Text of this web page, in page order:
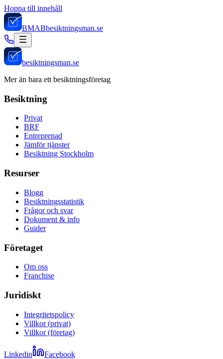
Hoppa till innehåll
BMABbesiktningsman.se
besiktningsman.se
Mer än bara ett besiktningsföretag
Besiktning
Privat
BRF
Entreprenad
Jämför tjänster
Besiktning Stockholm
Resurser
Blogg
Besiktningsstatistik
Frågor och svar
Dokument & info
Guider
Företaget
Om oss
Franchise
Juridiskt
Integritetspolicy
Villkor (privat)
Villkor (företag)
Linkedin Facebook